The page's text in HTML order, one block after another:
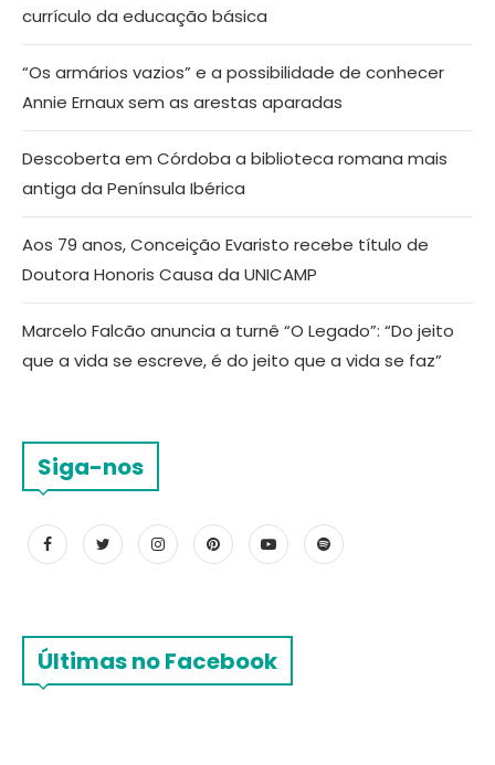
currículo da educação básica
“Os armários vazios” e a possibilidade de conhecer
Annie Ernaux sem as arestas aparadas
Descoberta em Córdoba a biblioteca romana mais
antiga da Península Ibérica
Aos 79 anos, Conceição Evaristo recebe título de
Doutora Honoris Causa da UNICAMP
Marcelo Falcão anuncia a turnê “O Legado”: “Do jeito
que a vida se escreve, é do jeito que a vida se faz”
Siga-nos
Últimas no Facebook